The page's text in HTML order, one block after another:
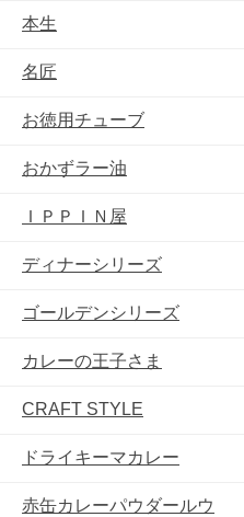
本生
名匠
お徳用チューブ
おかずラー油
ＩＰＰＩＮ屋
ディナーシリーズ
ゴールデンシリーズ
カレーの王子さま
CRAFT STYLE
ドライキーマカレー
赤缶カレーパウダールウ